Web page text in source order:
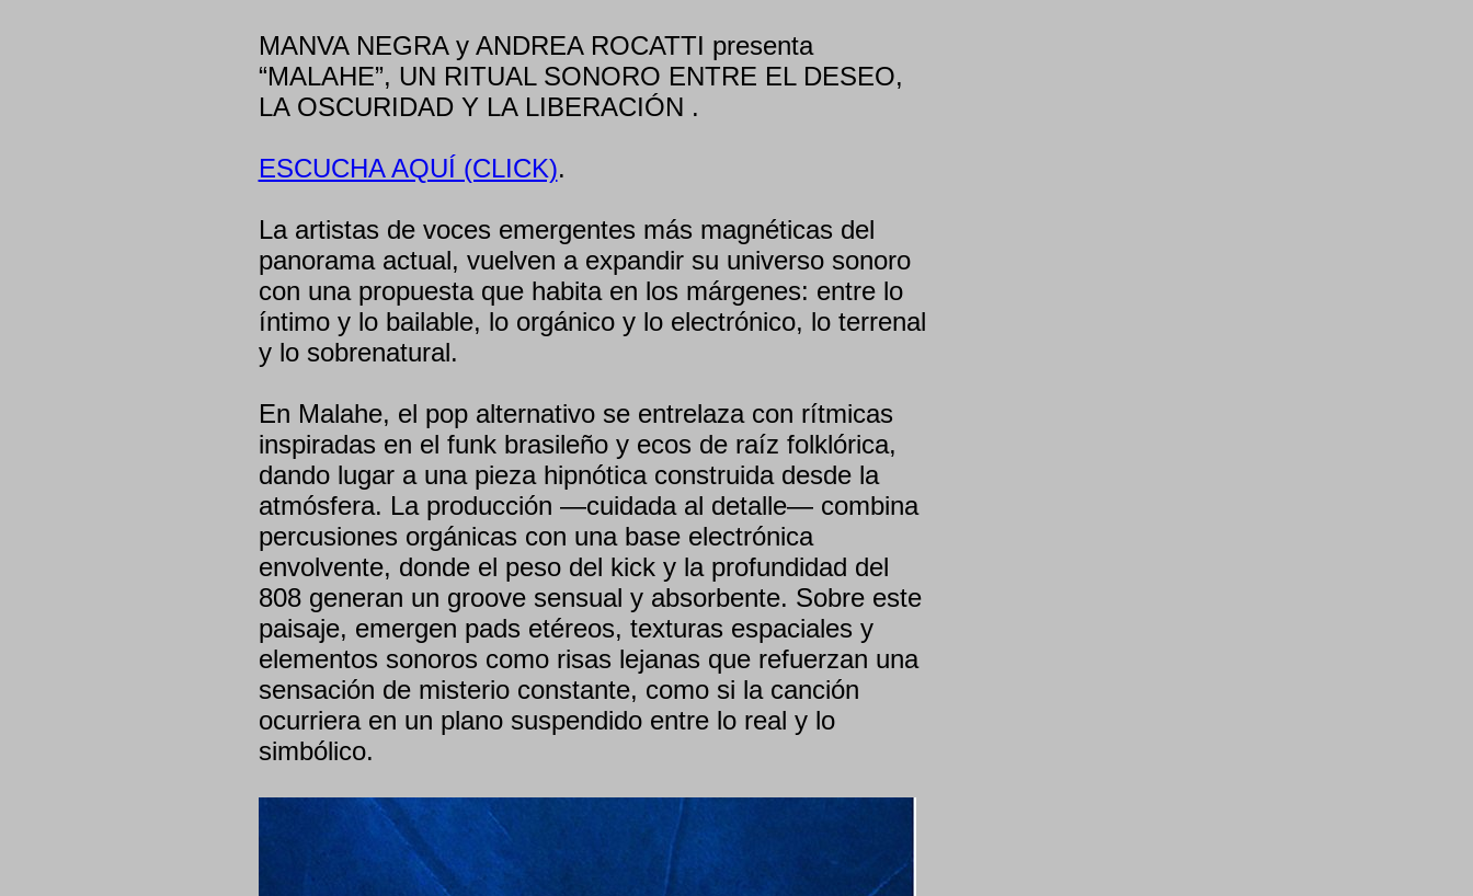
MANVA NEGRA y ANDREA ROCATTI presenta
“MALAHE”, UN RITUAL SONORO ENTRE EL DESEO,
LA OSCURIDAD Y LA LIBERACIÓN .
ESCUCHA AQUÍ (CLICK).
La artistas de voces emergentes más magnéticas del
panorama actual, vuelven a expandir su universo sonoro
con una propuesta que habita en los márgenes: entre lo
íntimo y lo bailable, lo orgánico y lo electrónico, lo terrenal
y lo sobrenatural.
En Malahe, el pop alternativo se entrelaza con rítmicas
inspiradas en el funk brasileño y ecos de raíz folklórica,
dando lugar a una pieza hipnótica construida desde la
atmósfera. La producción —cuidada al detalle— combina
percusiones orgánicas con una base electrónica
envolvente, donde el peso del kick y la profundidad del
808 generan un groove sensual y absorbente. Sobre este
paisaje, emergen pads etéreos, texturas espaciales y
elementos sonoros como risas lejanas que refuerzan una
sensación de misterio constante, como si la canción
ocurriera en un plano suspendido entre lo real y lo
simbólico.